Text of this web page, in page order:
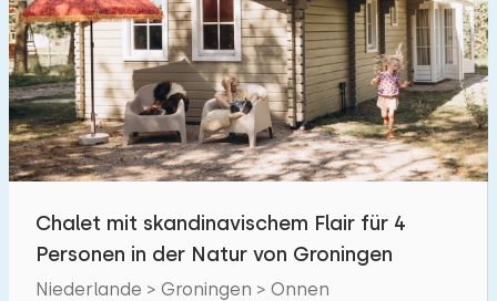
Chalet mit skandinavischem Flair für 4
Personen in der Natur von Groningen
Niederlande > Groningen > Onnen